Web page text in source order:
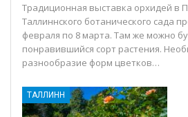
Традиционная выставка орхидей в
Таллиннского ботанического сада
февраля по 8 марта. Там же можно
понравившийся сорт растения.
разнообразие форм цветков…
ТАЛЛИНН